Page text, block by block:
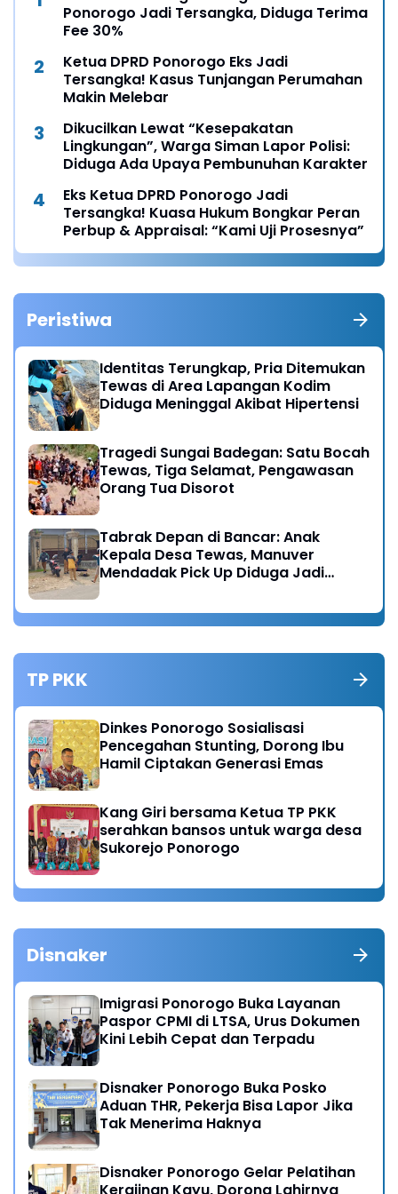
Ponorogo Jadi Tersangka, Diduga Terima
Fee 30%
Ketua DPRD Ponorogo Eks Jadi
Tersangka! Kasus Tunjangan Perumahan
Makin Melebar
Dikucilkan Lewat “Kesepakatan
Lingkungan”, Warga Siman Lapor Polisi:
Diduga Ada Upaya Pembunuhan Karakter
Eks Ketua DPRD Ponorogo Jadi
Tersangka! Kuasa Hukum Bongkar Peran
Perbup & Appraisal: “Kami Uji Prosesnya”
Peristiwa
Identitas Terungkap, Pria Ditemukan
Tewas di Area Lapangan Kodim
Diduga Meninggal Akibat Hipertensi
Tragedi Sungai Badegan: Satu Bocah
Tewas, Tiga Selamat, Pengawasan
Orang Tua Disorot
Tabrak Depan di Bancar: Anak
Kepala Desa Tewas, Manuver
Mendadak Pick Up Diduga Jadi
TP PKK
Dinkes Ponorogo Sosialisasi
Pencegahan Stunting, Dorong Ibu
Hamil Ciptakan Generasi Emas
Kang Giri bersama Ketua TP PKK
serahkan bansos untuk warga desa
Sukorejo Ponorogo
Disnaker
Imigrasi Ponorogo Buka Layanan
Paspor CPMI di LTSA, Urus Dokumen
Kini Lebih Cepat dan Terpadu
Disnaker Ponorogo Buka Posko
Aduan THR, Pekerja Bisa Lapor Jika
Tak Menerima Haknya
Disnaker Ponorogo Gelar Pelatihan
Kerajinan Kayu, Dorong Lahirnya